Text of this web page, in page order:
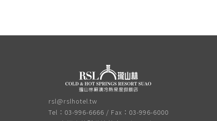
rsl@rslhotel.tw
Tel：03-996-6666 / Fax：03-996-6000